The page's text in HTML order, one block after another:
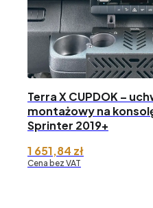
Terra X CUPDOK –
montażowy na
Sprinter 2019+
1 651,84 zł
Cena bez VAT